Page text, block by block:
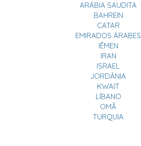
ARÁBIA SAUDITA
BAHREIN
CATAR
EMIRADOS ÁRABES
IÊMEN
IRAN
ISRAEL
JORDÂNIA
KWAIT
LÍBANO
OMÃ
TURQUIA